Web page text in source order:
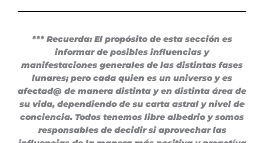
*** Recuerda: El propósito de esta sección es
informar de posibles influencias y
manifestaciones generales de las distintas fases
lunares; pero cada quien es un universo y es
afectad@ de manera distinta y en distinta área de
su vida, dependiendo de su carta astral y nivel de
conciencia. Todos tenemos libre albedrio y somos
responsables de decidir si aprovechar las